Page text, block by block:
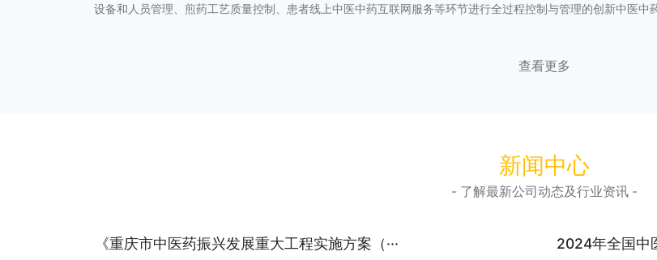
设备和人员管理、煎药工艺质量控制、患者线上中医中药互联网服务等环节进行全过程控制与管理的创新中医中
查看更多
新闻中心
- 了解最新公司动态及行业资讯 -
《重庆市中医药振兴发展重大工程实施方案（··· 2024年全国中